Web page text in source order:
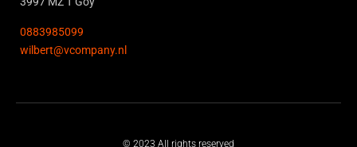
0883985099
wilbert@vcompany.nl
© 2023 All rights reserved